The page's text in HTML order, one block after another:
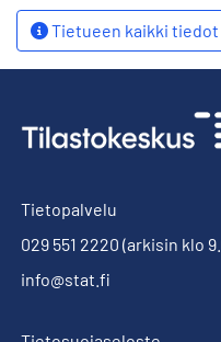
Tietueen kaikki tiedot
Tietopalvelu
029 551 2220 (arkisin klo
info@stat.fi